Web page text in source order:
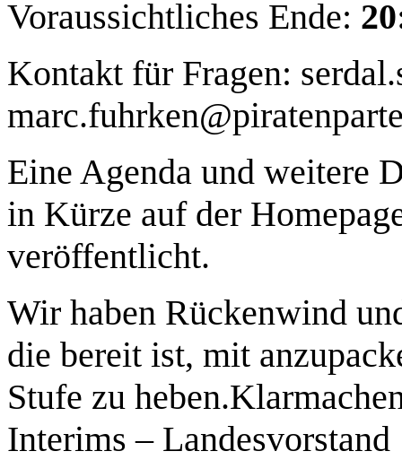
Voraussichtliches Ende:
Kontakt für Fragen:
Eine Agenda und weitere
in Kürze auf der
veröffentlicht.
Wir haben Rückenwind
die bereit ist, mit
Stufe zu
Interims – Landesvorstand